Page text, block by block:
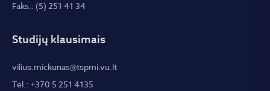
Faks.: (5) 251 41 34
Studijų klausimais
vilius.mickunas@tspmi.vu.lt
Tel.: +370 5 251 4135